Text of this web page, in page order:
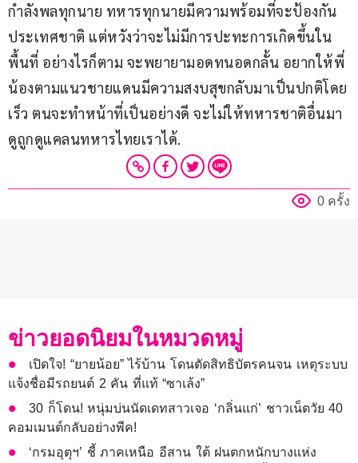
กำลังพลทุกนาย ทหารทุกนายมีความพร้อมที่จะป้องกัน
ประเทศชาติ แต่หวังว่าจะไม่มีการปะทะการเกิดขึ้นใน
พื้นที่ อย่างไรก็ตาม จะพยายามอดทนอดกลั้น อยากให้พี่
น้องตามแนวชายแดนมีความสงบสุขกลับมาเป็นปกติโดย
เร็ว ตนจะทำหน้าที่เป็นอย่างดี จะไม่ให้ทหารชาติอื่นมา
ดูถูกดูแคลนทหารไทยเราได้.
0 ครั้ง
ข่าวยอดนิยมในหมวดหมู่
เปิดใจ! “ยายน้อย” ไร้บ้าน โดนตัดสิทธิบัตรคนจน เหตุระบบ
แจ้งชื่อมีรถยนต์ 2 คัน ที่แท้ “ซาเล้ง”
30 ก็โดน! หนุ่มบ่นนัดเดทสาวเจอ ‘กลิ่นแก่’ ชาวเน็ตวัย 40
คอมเมนต์กลับอย่างพีค!
‘กรมอุตุฯ’ ชี้ ภาคเหนือ อีสาน ใต้ ฝนตกหนักบางแห่ง